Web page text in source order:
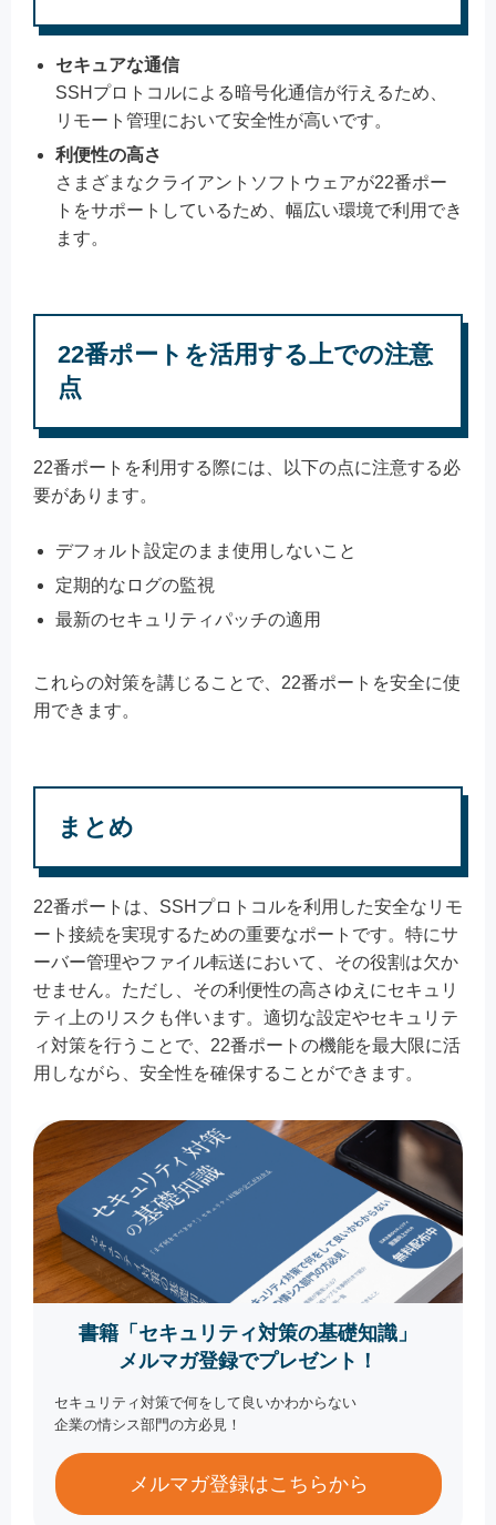
セキュアな通信
SSHプロトコルによる暗号化通信が行えるため、
リモート管理において安全性が高いです。
利便性の高さ
さまざまなクライアントソフトウェアが22番ポー
トをサポートしているため、幅広い環境で利用でき
ます。
22番ポートを活用する上での注意
点
22番ポートを利用する際には、以下の点に注意する必
要があります。
デフォルト設定のまま使用しないこと
定期的なログの監視
最新のセキュリティパッチの適用
これらの対策を講じることで、22番ポートを安全に使
用できます。
まとめ
22番ポートは、SSHプロトコルを利用した安全なリモ
ート接続を実現するための重要なポートです。特にサ
ーバー管理やファイル転送において、その役割は欠か
せません。ただし、その利便性の高さゆえにセキュリ
ティ上のリスクも伴います。適切な設定やセキュリテ
ィ対策を行うことで、22番ポートの機能を最大限に活
用しながら、安全性を確保することができます。
書籍「セキュリティ対策の基礎知識」
メルマガ登録でプレゼント！
セキュリティ対策で何をして良いかわからない
企業の情シス部門の方必見！
メルマガ登録はこちらから